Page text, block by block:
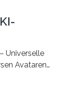
Universelle
Avataren
Euro. Dabei